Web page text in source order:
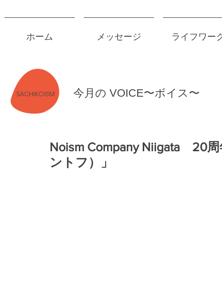
ホーム メッセージ ライフワー
SACHIKOISM 今月の VOICE〜ボイス〜
Noism Company Niigata 20
ントフ）」